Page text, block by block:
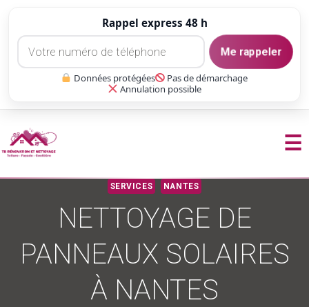
Rappel express 48 h
Me rappeler
Données protégées
Pas de démarchage
Annulation possible
☰
SERVICES NANTES
NETTOYAGE DE
PANNEAUX SOLAIRES
À NANTES